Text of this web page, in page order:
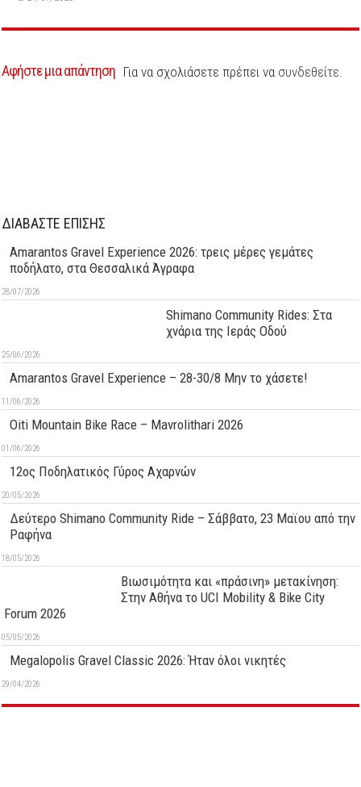
Αφήστε μια απάντηση Για να σχολιάσετε πρέπει να συνδεθείτε.
ΔΙΑΒΑΣΤΕ ΕΠΙΣΗΣ
Amarantos Gravel Experience 2026: τρεις μέρες γεμάτες
ποδήλατο, στα Θεσσαλικά Άγραφα
28/07/2026
Shimano Community Rides: Στα
χνάρια της Ιεράς Οδού
25/06/2026
Amarantos Gravel Experience – 28-30/8 Μην το χάσετε!
11/06/2026
Oiti Mountain Bike Race – Mavrolithari 2026
01/06/2026
12ος Ποδηλατικός Γύρος Αχαρνών
20/05/2026
Δεύτερo Shimano Community Ride – Σάββατο, 23 Μαϊου από την
Ραφήνα
18/05/2026
Βιωσιμότητα και «πράσινη» μετακίνηση:
Στην Αθήνα το UCI Mobility & Bike City
Forum 2026
05/05/2026
Megalopolis Gravel Classic 2026: Ήταν όλοι νικητές
29/04/2026